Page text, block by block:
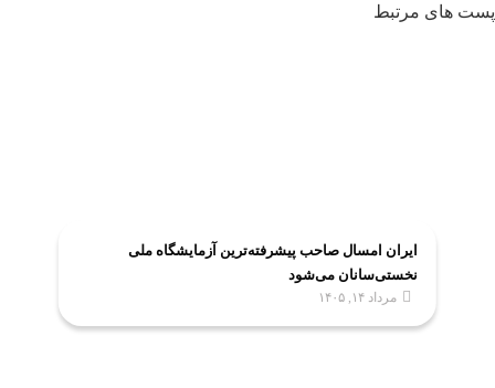
پست های مرتبط
ایران امسال صاحب پیشرفته‌ترین آزمایشگاه ملی
نخستی‌سانان می‌شود
مرداد ۱۴, ۱۴۰۵